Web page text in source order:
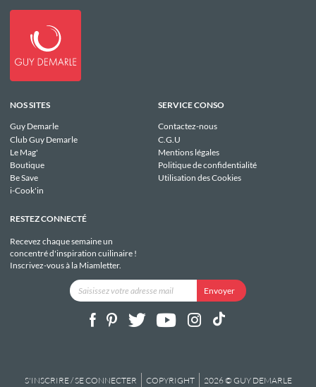
NOS SITES
Guy Demarle
Club Guy Demarle
Le Mag'
Boutique
Be Save
i-Cook'in
SERVICE CONSO
Contactez-nous
C.G.U
Mentions légales
Politique de confidentialité
Utilisation des Cookies
RESTEZ CONNECTÉ
Recevez chaque semaine un
concentré d'inspiration cuilinaire !
Inscrivez-vous à la Miamletter.
S'INSCRIRE / SE CONNECTER COPYRIGHT 2026 © GUY DEMARLE